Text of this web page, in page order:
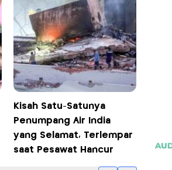
Kisah Satu-Satunya
Penumpang Air India
yang Selamat, Terlempar
saat Pesawat Hancur